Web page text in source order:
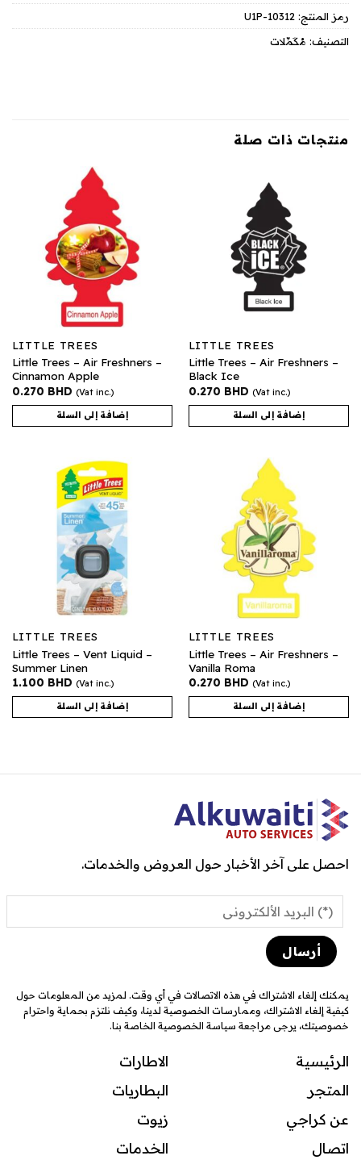
رمز المنتج: U1P-10312
التصنيف: مُكَمِّلات
منتجات ذات صلة
LITTLE TREES
Little Trees – Air Freshners –
Black Ice
0.270 BHD (Vat inc.)
إضافة إلى السلة
LITTLE TREES
Little Trees – Air Freshners –
Cinnamon Apple
0.270 BHD (Vat inc.)
إضافة إلى السلة
LITTLE TREES
Little Trees – Air Freshners –
Vanilla Roma
0.270 BHD (Vat inc.)
إضافة إلى السلة
LITTLE TREES
Little Trees – Vent Liquid –
Summer Linen
1.100 BHD (Vat inc.)
إضافة إلى السلة
احصل على آخر الأخبار حول العروض والخدمات.
يمكنك إلغاء الاشتراك في هذه الاتصالات في أي وقت. لمزيد من المعلومات حول
كيفية إلغاء الاشتراك، وممارسات الخصوصية لدينا، وكيف نلتزم بحماية واحترام
خصوصيتك، يرجى مراجعة سياسة الخصوصية الخاصة بنا.
الرئيسية
المتجر
عن كراجي
اتصال
الاطارات
البطاريات
زيوت
الخدمات